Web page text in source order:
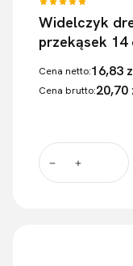
Widelczyk
przekąsek 14
Cena netto:16,83
Cena brutto:20,70